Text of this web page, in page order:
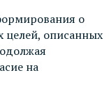
о
целей, описанных
на